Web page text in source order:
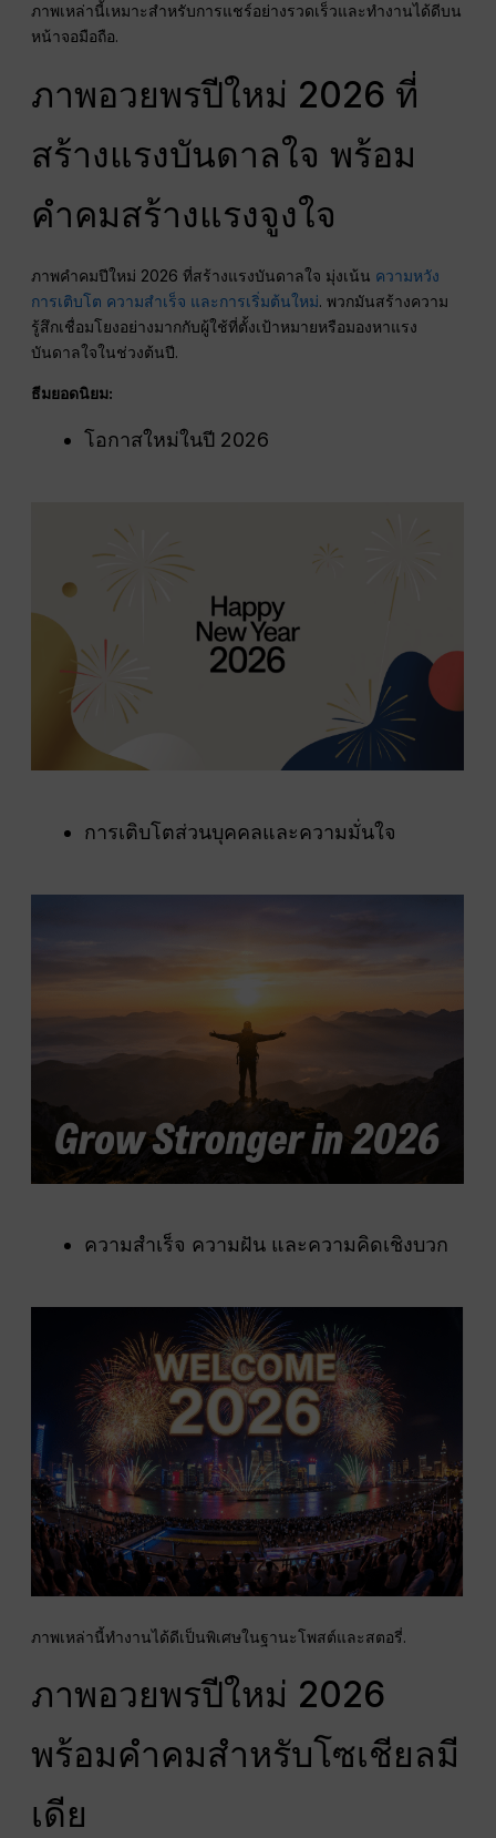
ภาพเหล่านี้เหมาะสำหรับการแชร์อย่างรวดเร็วและทำงานได้ดีบน
หน้าจอมือถือ.
ภาพอวยพรปีใหม่ 2026 ที่
สร้างแรงบันดาลใจ พร้อม
คำคมสร้างแรงจูงใจ
ภาพคำคมปีใหม่ 2026 ที่สร้างแรงบันดาลใจ มุ่งเน้น ความหวัง
การเติบโต ความสำเร็จ และการเริ่มต้นใหม่. พวกมันสร้างความ
รู้สึกเชื่อมโยงอย่างมากกับผู้ใช้ที่ตั้งเป้าหมายหรือมองหาแรง
บันดาลใจในช่วงต้นปี.
ธีมยอดนิยม:
โอกาสใหม่ในปี 2026
การเติบโตส่วนบุคคลและความมั่นใจ
ความสำเร็จ ความฝัน และความคิดเชิงบวก
ภาพเหล่านี้ทำงานได้ดีเป็นพิเศษในฐานะโพสต์และสตอรี่.
ภาพอวยพรปีใหม่ 2026
พร้อมคำคมสำหรับโซเชียลมี
เดีย